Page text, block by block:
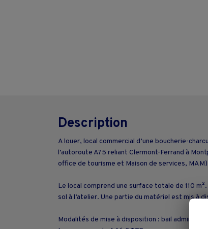
Description
A louer, local commercial d’une boucherie-
l’autoroute A75 reliant Clermont-Ferrand à
office de tourisme et Maison de services,
Le local comprend une surface totale de 110
sol à l’atelier. Une partie du matériel est mis à
Modalités de mise à disposition : bail